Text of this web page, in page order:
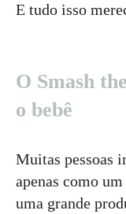
E tudo isso
O Smash
o bebê
Muitas pessoas
apenas como
uma grande